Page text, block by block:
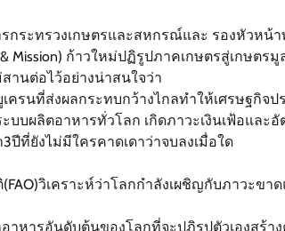
ระทรวงเกษตรและสหกรณ์และ รองหัวหน้
Mission) ก้าวใหม่ปฏิรูปภาคเกษตรสู่เกษต
านต่อไว้อย่างน่าสนใจว่า
ครนที่ส่งผลกระทบกว้างไกลทำให้เศรษฐกิจ
บผลิตอาหารทั่วโลก เกิดภาวะเงินเฟ้อและอั
ที่ยังไม่มีใครคาดเดาว่าจบลงเมื่อใด
วิเคราะห์ว่าโลกกำลังเผชิญกับภาวะข
าหารอันดับต้นของโลกที่จะปฏิรูปตัวเองสร้